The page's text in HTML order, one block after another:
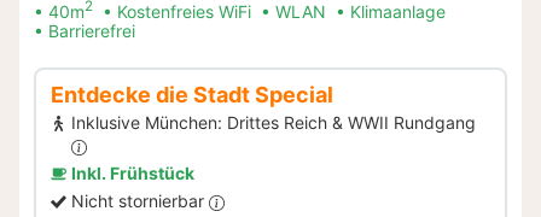
40m2 Kostenfreies WiFi WLAN
Klimaanlage
Barrierefrei
Entdecke die Stadt Special
Inklusive München: Drittes Reich & WWII Rundgang
Inkl. Frühstück
Nicht stornierbar